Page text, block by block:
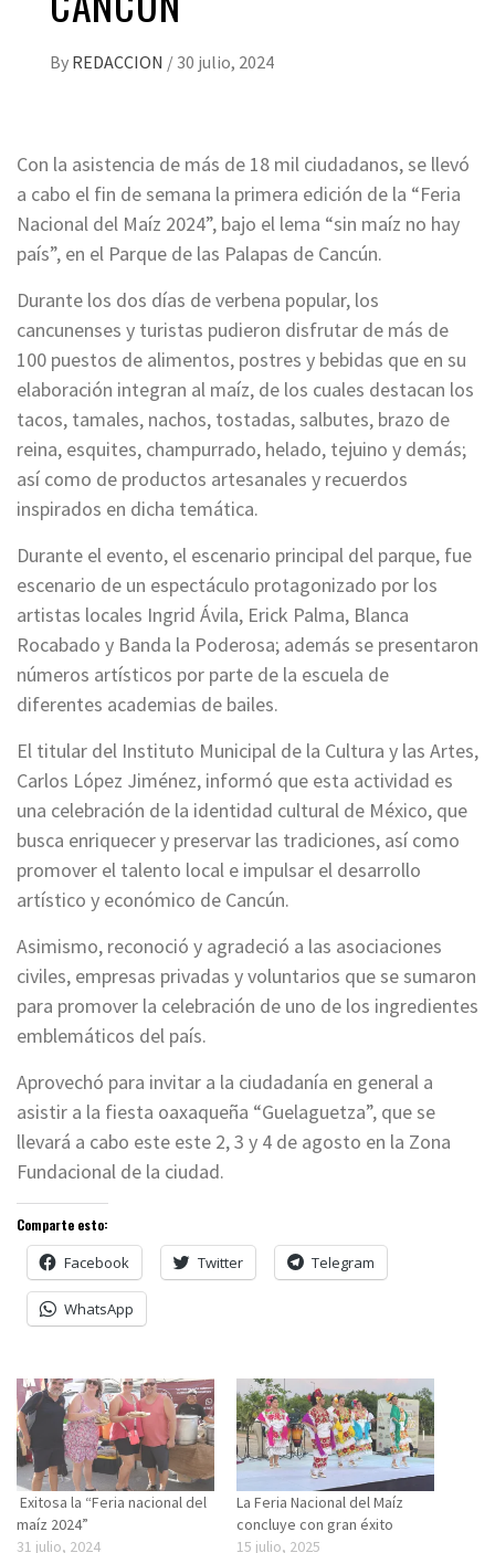
By REDACCION / 30 julio, 2024
Con la asistencia de más de 18 mil ciudadanos, se llevó
a cabo el fin de semana la primera edición de la “Feria
Nacional del Maíz 2024”, bajo el lema “sin maíz no hay
país”, en el Parque de las Palapas de Cancún.
Durante los dos días de verbena popular, los
cancunenses y turistas pudieron disfrutar de más de
100 puestos de alimentos, postres y bebidas que en su
elaboración integran al maíz, de los cuales destacan los
tacos, tamales, nachos, tostadas, salbutes, brazo de
reina, esquites, champurrado, helado, tejuino y demás;
así como de productos artesanales y recuerdos
inspirados en dicha temática.
Durante el evento, el escenario principal del parque, fue
escenario de un espectáculo protagonizado por los
artistas locales Ingrid Ávila, Erick Palma, Blanca
Rocabado y Banda la Poderosa; además se presentaron
números artísticos por parte de la escuela de
diferentes academias de bailes.
El titular del Instituto Municipal de la Cultura y las Artes,
Carlos López Jiménez, informó que esta actividad es
una celebración de la identidad cultural de México, que
busca enriquecer y preservar las tradiciones, así como
promover el talento local e impulsar el desarrollo
artístico y económico de Cancún.
Asimismo, reconoció y agradeció a las asociaciones
civiles, empresas privadas y voluntarios que se sumaron
para promover la celebración de uno de los ingredientes
emblemáticos del país.
Aprovechó para invitar a la ciudadanía en general a
asistir a la fiesta oaxaqueña “Guelaguetza”, que se
llevará a cabo este este 2, 3 y 4 de agosto en la Zona
Fundacional de la ciudad.
Comparte esto:
Facebook Twitter Telegram
WhatsApp
Exitosa la “Feria nacional del
maíz 2024”
31 julio, 2024
La Feria Nacional del Maíz
concluye con gran éxito
15 julio, 2025